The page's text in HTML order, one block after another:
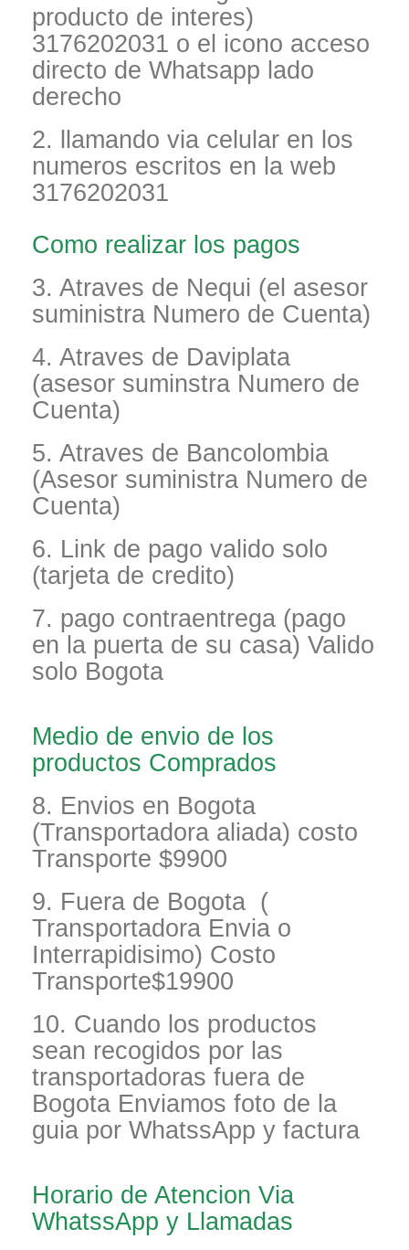
producto de interes)
3176202031 o el icono acceso
directo de Whatsapp lado
derecho
2. llamando via celular en los
numeros escritos en la web
3176202031
Como realizar los pagos
3. Atraves de Nequi (el asesor
suministra Numero de Cuenta)
4. Atraves de Daviplata
(asesor suminstra Numero de
Cuenta)
5. Atraves de Bancolombia
(Asesor suministra Numero de
Cuenta)
6. Link de pago valido solo
(tarjeta de credito)
7. pago contraentrega (pago
en la puerta de su casa) Valido
solo Bogota
Medio de envio de los
productos Comprados
8. Envios en Bogota
(Transportadora aliada) costo
Transporte $9900
9. Fuera de Bogota (
Transportadora Envia o
Interrapidisimo) Costo
Transporte$19900
10. Cuando los productos
sean recogidos por las
transportadoras fuera de
Bogota Enviamos foto de la
guia por WhatssApp y factura
Horario de Atencion Via
WhatssApp y Llamadas